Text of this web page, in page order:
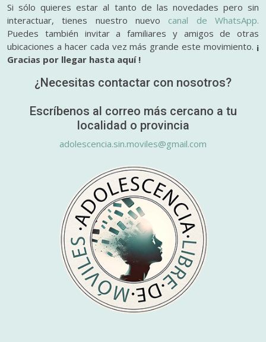
Si sólo quieres estar al tanto de las novedades pero sin
interactuar, tienes nuestro nuevo canal de WhatsApp.
Puedes también invitar a familiares y amigos de otras
ubicaciones a hacer cada vez más grande este movimiento. ¡
Gracias por llegar hasta aquí !
¿Necesitas contactar con nosotros?
Escríbenos al correo más cercano a tu
localidad o provincia
adolescencia.sin.moviles@gmail.com